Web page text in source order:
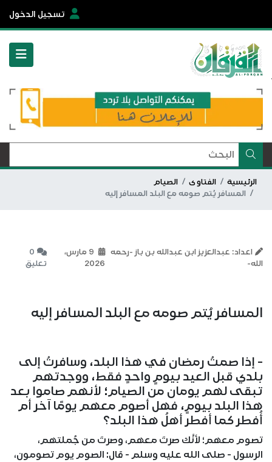
تسجيل الدخول
الرئيسية الفتاوى
الصيام
المسافر يُتم صومه مع البلد المسافر إليه
اعداد: عبدالعزيز ابن عبدالله بن باز -رحمه
الله-
9 مارس،
2026
0
تعليق
المسافر يُتم صومه مع البلد المسافر إليه
- إذا صمتُ رمضان في هذا البلد، وسافرتُ إلى
بلدي قبل العيد بيومٍ واحدٍ فقط، ووجدتهم
تبقى لهم يومان من الصيام؛ لأنهم صاموا بعد
هذا البلد بيومٍ، فهل أصوم معهم يومًا آخر أم
أُفطر كما أفطر أهلُ هذا البلد؟
تصوم معهم؛ لأنَّك صرتَ معهم، وصرتَ من جُملتهم،
الرسول - صلى الله عليه وسلم - قال: الصوم يوم تصومون،